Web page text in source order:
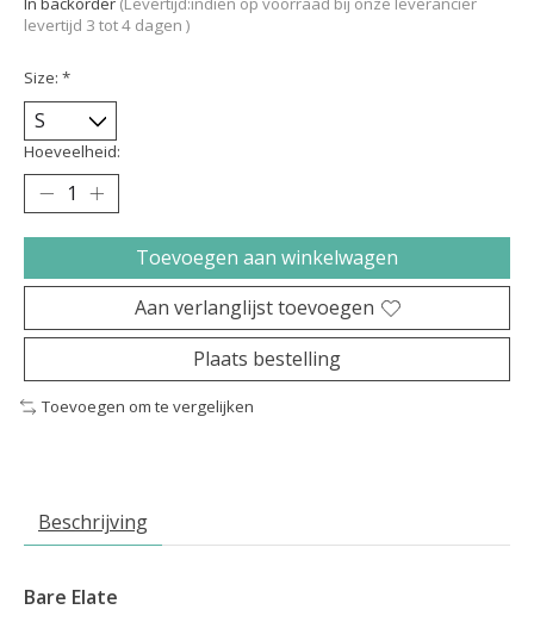
levertijd 3 tot 4 dagen )
Size: *
Hoeveelheid:
Toevoegen aan winkelwagen
Aan verlanglijst toevoegen
Plaats bestelling
Toevoegen om te vergelijken
Beschrijving
Bare Elate